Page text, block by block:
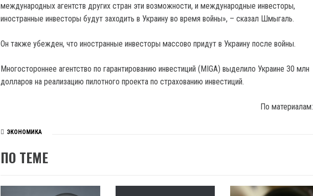
международных агентств других стран эти возможности, и международные инвесторы,
иностранные инвесторы будут заходить в Украину во время войны», – сказал Шмыгаль.
Он также убежден, что иностранные инвесторы массово придут в Украину после войны.
Многостороннее агентство по гарантированию инвестиций (MIGA) выделило Украине 30 млн
долларов на реализацию пилотного проекта по страхованию инвестиций.
По материалам:
ЭКОНОМИКА
ПО ТЕМЕ